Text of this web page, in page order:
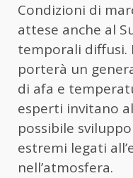
Condizioni di
attese anche al
temporali diffusi.
porterà un
di afa e
esperti invitano
possibile
estremi legati
nell’atmosfera.